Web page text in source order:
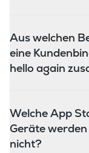
Aus welchen
eine
hello again
Welche App
Geräte
nicht?